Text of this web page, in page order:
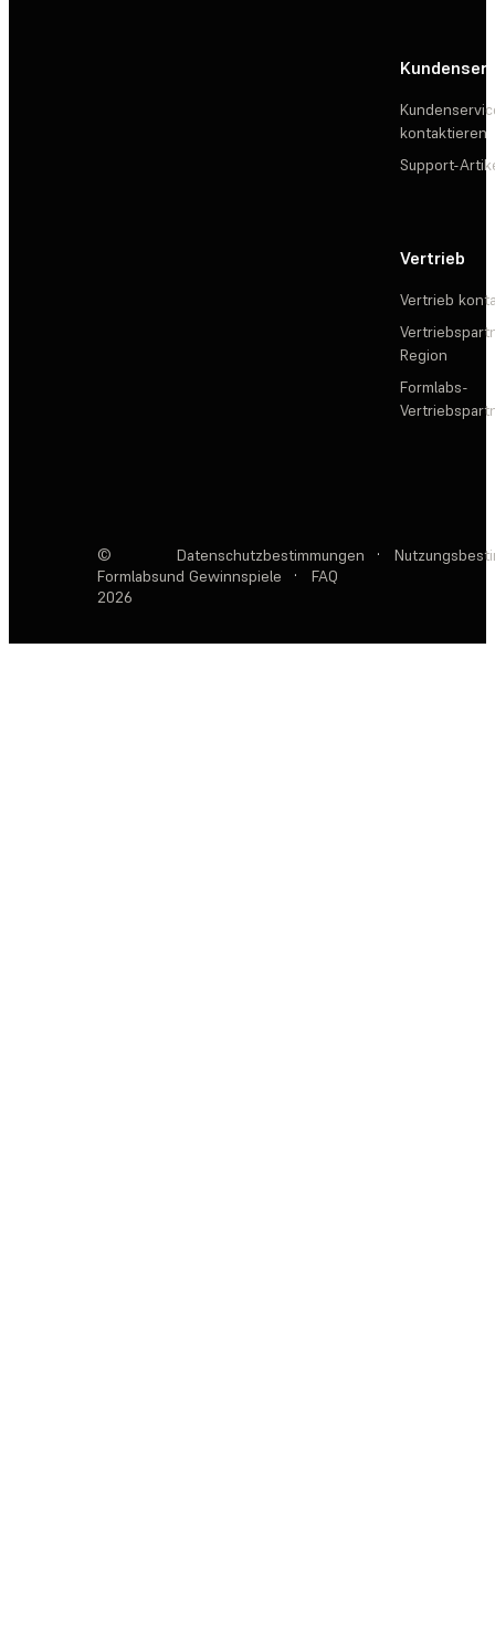
kontaktieren
Support-
Vertrieb
Vertrieb
Region
Formlabs-
©
Formlabs
2026
Datenschutzbestimmungen ·
und Gewinnspiele
· FAQ